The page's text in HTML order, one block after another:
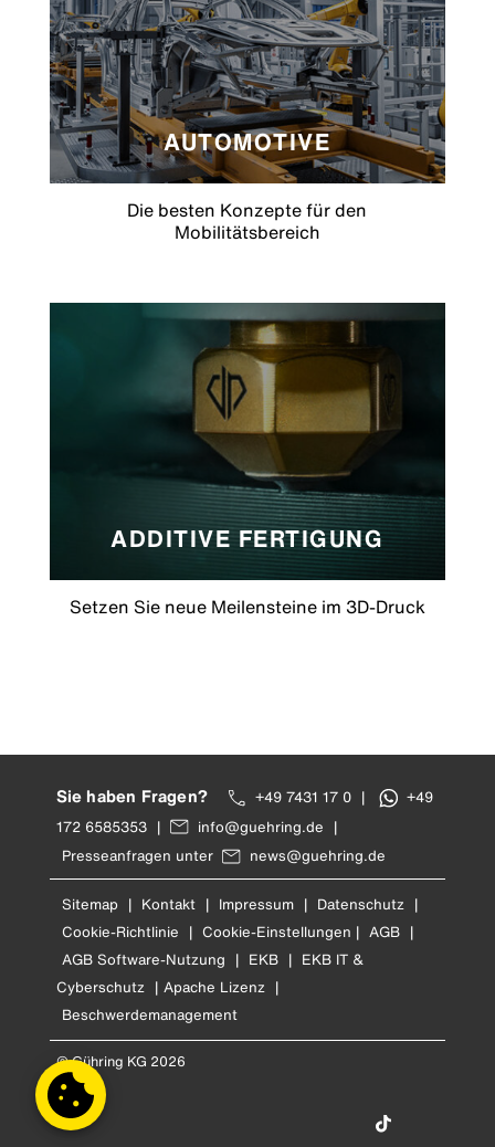
AUTOMOTIVE
Die besten Konzepte für den
Mobilitätsbereich
ADDITIVE FERTIGUNG
Setzen Sie neue Meilensteine im 3D-Druck
Sie haben Fragen? +49 7431 17 0 |
+49
172 6585353 | info@guehring.de |
Presseanfragen unter
news@guehring.de
Sitemap | Kontakt | Impressum | Datenschutz |
Cookie-Richtlinie | Cookie-Einstellungen | AGB |
AGB Software-Nutzung | EKB | EKB IT &
Cyberschutz | Apache Lizenz |
Beschwerdemanagement
© Gühring KG 2026